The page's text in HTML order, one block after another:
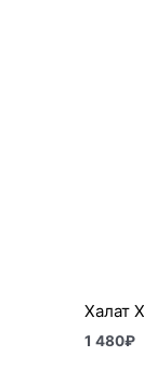
Халат
1 480₽